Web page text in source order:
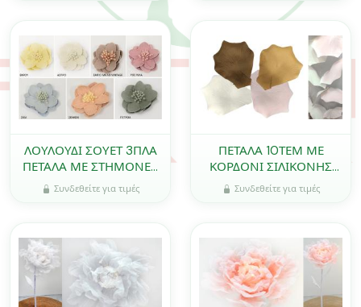
ΛΟΥΛΟΥΔΙ ΣΟΥΕΤ 3ΠΛΑ
ΠΕΤΑΛΑ ΜΕ ΣΤΗΜΟΝΕΣ
ΜΕΓΑΛΟ 4cm 0516146
Συνδεθείτε για τιμές
ΠΕΤΑΛΑ 10ΤΕΜ ΜΕ
ΚΟΡΔΟΝΙ ΣΙΛΙΚΟΝΗΣ
180cm 0621008
Συνδεθείτε για τιμές